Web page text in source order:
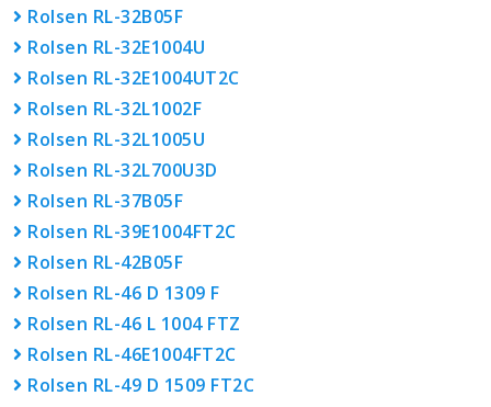
Rolsen RL-32B05F
Rolsen RL-32E1004U
Rolsen RL-32E1004UT2C
Rolsen RL-32L1002F
Rolsen RL-32L1005U
Rolsen RL-32L700U3D
Rolsen RL-37B05F
Rolsen RL-39E1004FT2C
Rolsen RL-42B05F
Rolsen RL-46 D 1309 F
Rolsen RL-46 L 1004 FTZ
Rolsen RL-46E1004FT2C
Rolsen RL-49 D 1509 FT2C